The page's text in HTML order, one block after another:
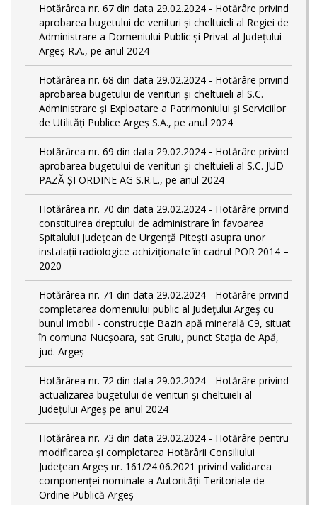
Hotărârea nr. 67 din data 29.02.2024 - Hotărâre privind
aprobarea bugetului de venituri și cheltuieli al Regiei de
Administrare a Domeniului Public și Privat al Județului
Argeș R.A., pe anul 2024
Hotărârea nr. 68 din data 29.02.2024 - Hotărâre privind
aprobarea bugetului de venituri și cheltuieli al S.C.
Administrare și Exploatare a Patrimoniului și Serviciilor
de Utilități Publice Argeș S.A., pe anul 2024
Hotărârea nr. 69 din data 29.02.2024 - Hotărâre privind
aprobarea bugetului de venituri și cheltuieli al S.C. JUD
PAZĂ ȘI ORDINE AG S.R.L., pe anul 2024
Hotărârea nr. 70 din data 29.02.2024 - Hotărâre privind
constituirea dreptului de administrare în favoarea
Spitalului Județean de Urgență Pitești asupra unor
instalații radiologice achiziționate în cadrul POR 2014 –
2020
Hotărârea nr. 71 din data 29.02.2024 - Hotărâre privind
completarea domeniului public al Judeţului Argeş cu
bunul imobil - construcție Bazin apă minerală C9, situat
în comuna Nucșoara, sat Gruiu, punct Stația de Apă,
jud. Argeș
Hotărârea nr. 72 din data 29.02.2024 - Hotărâre privind
actualizarea bugetului de venituri și cheltuieli al
Județului Argeș pe anul 2024
Hotărârea nr. 73 din data 29.02.2024 - Hotărâre pentru
modificarea și completarea Hotărârii Consiliului
Județean Argeș nr. 161/24.06.2021 privind validarea
componenței nominale a Autorității Teritoriale de
Ordine Publică Argeș